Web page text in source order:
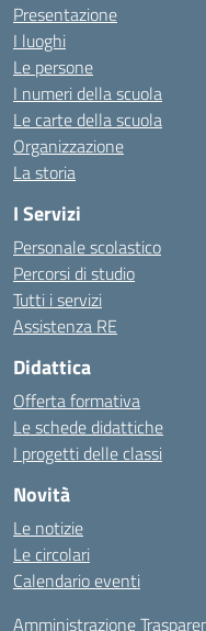
Presentazione
I luoghi
Le persone
I numeri della scuola
Le carte della scuola
Organizzazione
La storia
I Servizi
Personale scolastico
Percorsi di studio
Tutti i servizi
Assistenza RE
Didattica
Offerta formativa
Le schede didattiche
I progetti delle classi
Novità
Le notizie
Le circolari
Calendario eventi
Amministrazione